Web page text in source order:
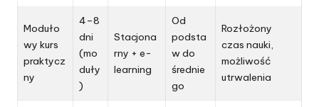
Moduło
wy kurs
praktycz
ny
4–8
dni
(mo
duły
)
Stacjona
rny + e-
learning
Od
podsta
w do
średnie
go
Rozłożony
czas nauki,
możliwość
utrwalenia